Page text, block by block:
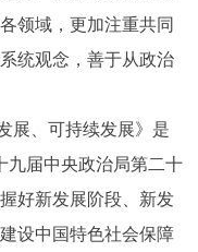
领域，更加注重共同
统观念，善于从政治
展、可持续发展》是
九届中央政治局第二十
好新发展阶段、新发
设中国特色社会保障